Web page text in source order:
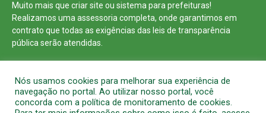
Muito mais que criar site ou sistema para prefeituras!
Realizamos umaassessoriacompleta, onde garantimos em
contrato que todas as exigências das leis de transparência
públicaserão atendidas.
Nós usamos cookies para melhorar sua experiência de
navegação no portal. Ao utilizar nosso portal, você
concorda com a política de monitoramento de cookies.